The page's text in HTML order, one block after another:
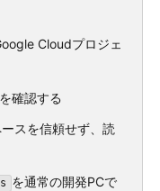
Cloudプロジェ
確認する
スを信頼せず、読
を通常の開発PCで